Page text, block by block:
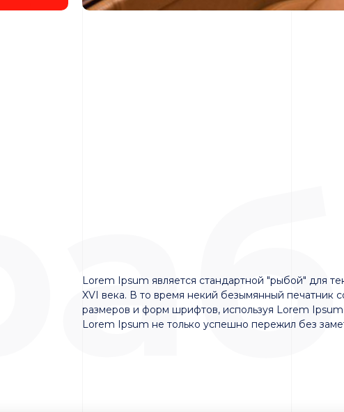
Lorem Ipsum является стандартной "рыбой" для
XVI века. В то время некий безымянный печатник
размеров и форм шрифтов, используя Lorem Ipsum
Lorem Ipsum не только успешно пережил без